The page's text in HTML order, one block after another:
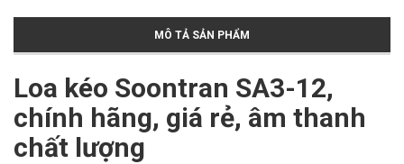
MÔ TẢ SẢN PHẨM
Loa kéo Soontran SA3-12,
chính hãng, giá rẻ, âm thanh
chất lượng